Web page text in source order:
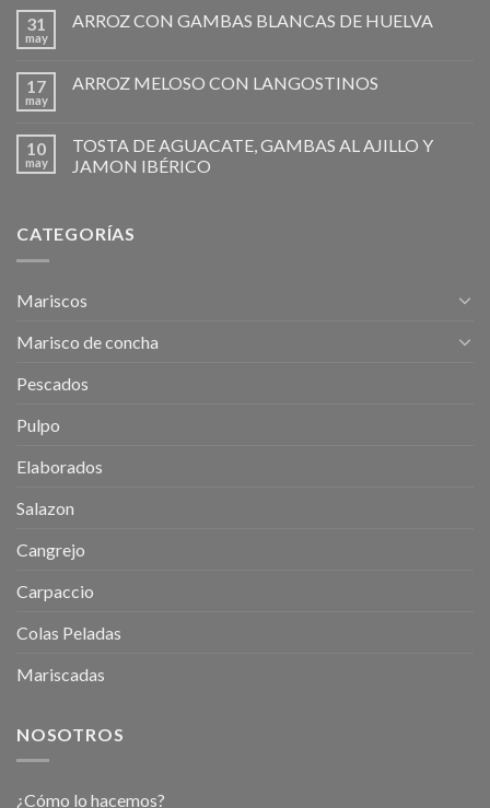
31
may
ARROZ CON GAMBAS BLANCAS DE HUELVA
17
may
ARROZ MELOSO CON LANGOSTINOS
10
may
TOSTA DE AGUACATE, GAMBAS AL AJILLO Y
JAMON IBÉRICO
CATEGORÍAS
Mariscos
Marisco de concha
Pescados
Pulpo
Elaborados
Salazon
Cangrejo
Carpaccio
Colas Peladas
Mariscadas
NOSOTROS
¿Cómo lo hacemos?